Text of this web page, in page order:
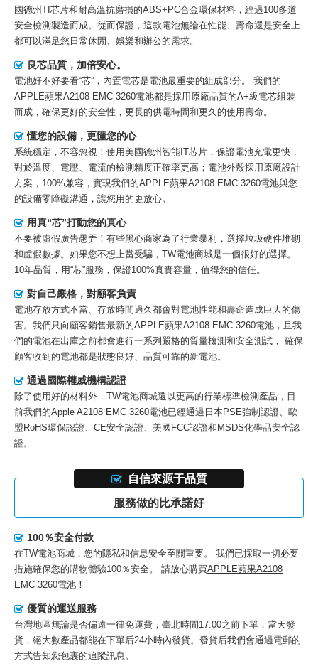
國德州TI芯片和耐高溫抗磨損的ABS+PC合金環保材料，經過100多道
安全檢測製造而成。從而保證，這款電池無論在性能、壽命還是安全上
都可以滿足您日常休閒、娛樂和辦公的需求。
良芯品質，加倍安心。
電池好不好要看“芯”，內置電芯是電池最重要的組成部分。 我們的
APPLE蘋果A2108 EMC 3260電池都是採用原廠品質的A+級電芯組裝
而成，確保更好的安全性，更長的供電時間和更久的使用壽命。
懂您的設備，更懂您的心
系統穩定，不容忽視！使用美國德州智能IT芯片，保證電池充電更快，
對於溫度、電壓、電流的檢測精度正確率更高；電池外殼採用原廠設計
方案，100%兼容，實現我們的APPLE蘋果A2108 EMC 3260電池與您
的設備零障礙溝通，讓您用的更放心。
用真“芯”打動您的真心
不要被虛假廣告愚弄！有些黑心商家為了行業暴利，選擇垃圾硬件堆砌
和虛假數據。如果您不想上當受騙，TW電池商城是一個很好的選擇。
10年品質，用“芯”服務，保證100%真實容量，值得您的信任。
對自己嚴格，對顧客負責
電池存放方式不當、存放時間過久都會對電池性能和壽命造成巨大的傷
害。我們只向顧客銷售最新的APPLE蘋果A2108 EMC 3260電池 ，且我
們的電池在出庫之前都會進行一系列嚴格的質量檢測和安全測試， 確保
顧客收到的電池都是狀態良好、品質可靠的新電池。
通過國際權威機構認證
除了使用好的材料外，TW電池商城還以更高的行業標準檢測產品，目
前我們的Apple A2108 EMC 3260電池已經通過日本PSE強制認證、歐
盟RoHS環保認證、CE安全認證、美國FCC認證和MSDS化學品安全認
證。
自信來源于品質
服務做的比承諾好
100％安全付款
在TW電池商城，您的隱私和信息安全至關重要。 我們已採取一切必要
措施確保您的購物體驗100％安全。 請放心購買APPLE蘋果A2108
EMC 3260電池 ！
優質的運送服務
台灣地區無論是否偏遠一律免運費，臺北時間17:00之前下單，當天發
貨，絕大數產品都能在下單后24小時內發貨。發貨后我們會通過電郵的
方式告知您包裹的追蹤訊息。